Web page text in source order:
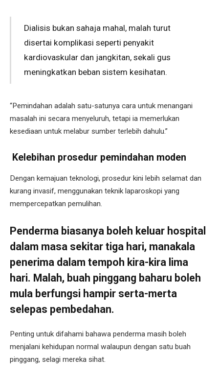
Dialisis bukan sahaja mahal, malah turut
disertai komplikasi seperti penyakit
kardiovaskular dan jangkitan, sekali gus
meningkatkan beban sistem kesihatan.
“Pemindahan adalah satu-satunya cara untuk menangani
masalah ini secara menyeluruh, tetapi ia memerlukan
kesediaan untuk melabur sumber terlebih dahulu.”
Kelebihan prosedur pemindahan moden
Dengan kemajuan teknologi, prosedur kini lebih selamat dan
kurang invasif, menggunakan teknik laparoskopi yang
mempercepatkan pemulihan.
Penderma biasanya boleh keluar hospital
dalam masa sekitar tiga hari, manakala
penerima dalam tempoh kira-kira lima
hari. Malah, buah pinggang baharu boleh
mula berfungsi hampir serta-merta
selepas pembedahan.
Penting untuk difahami bahawa penderma masih boleh
menjalani kehidupan normal walaupun dengan satu buah
pinggang, selagi mereka sihat.